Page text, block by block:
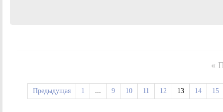
«
Предыдущая 1 ... 9 10 11 12 13 14 15